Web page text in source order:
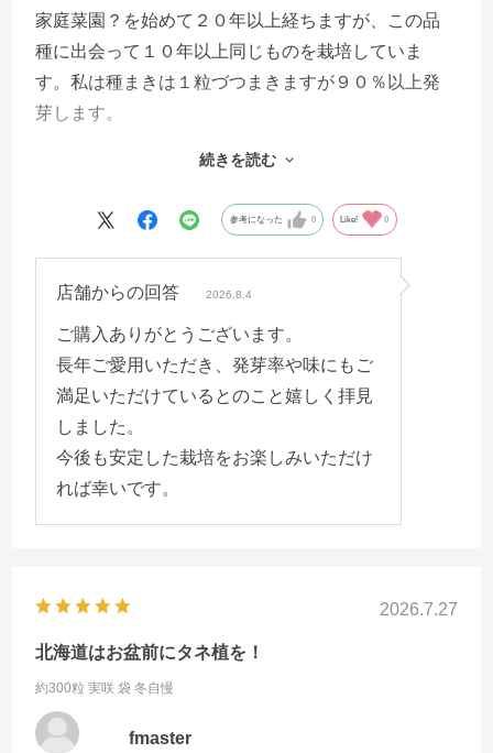
家庭菜園？を始めて２０年以上経ちますが、この品
種に出会って１０年以上同じものを栽培していま
す。私は種まきは１粒づつまきますが９０％以上発
芽します。
しにくいので非常に満足しています。知り合いにお
すそ分けしても喜ばれています。
この品種は年内どりなので平行して冬みねセブンも
続きを読む
参考になった 0 Like! 0
店舗からの回答 2026.8.4
ご購入ありがとうございます。
長年ご愛用いただき、発芽率や味にもご
満足いただけているとのこと嬉しく拝見
しました。
今後も安定した栽培をお楽しみいただけ
れば幸いです。
2026.7.27
北海道はお盆前にタネ植を！
約300粒 実咲 袋 冬自慢
fmaster